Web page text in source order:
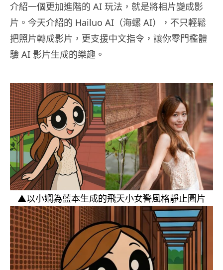
介紹一個更加進階的 AI 玩法，就是將相片變成影
片。今天介紹的 Hailuo AI（海螺 AI），不只輕鬆
把照片轉成影片，更支援中文指令，讓你零門檻體
驗 AI 影片生成的樂趣。
▲以小嫻為藍本生成的飛天小女警風格靜止圖片